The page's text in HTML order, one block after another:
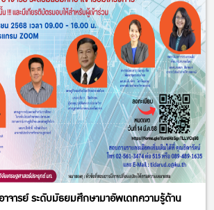
จารย์ ระดับมัธยมศึกษามาอัพเดทความรู้ด้าน